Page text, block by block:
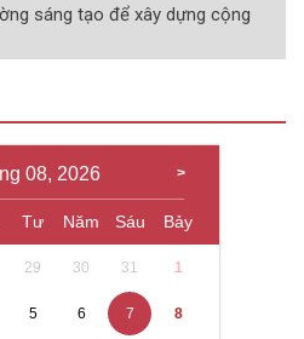
sáng tạo để xây dựng cộng
08, 2026
Tư Năm Sáu Bảy
29 30 31 1
5 6 7 8